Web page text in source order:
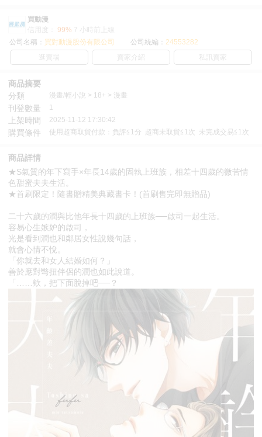
買動漫
信用度：
99%
7 小時前上線
公司名稱： 買對動漫股份有限公司 公司統編： 24553282
逛賣場
賣家介紹 私訊賣家
商品摘要
分類
漫畫/輕小說 > 18+ > 漫畫
刊登數量 1
上架時間 2025-11-12 17:30:42
購買條件 使用超商取貨付款：負評≦1分 超商未取貨≦1次 未完成交易≦1次
商品詳情
★S氣質的年下寫手×年長14歲的固執上班族，相差十四歲的微苦情
色甜蜜夫夫生活。
★首刷限定！隨書贈精美典藏書卡！(首刷售完即無贈品)
二十六歲的潤與比他年長十四歲的上班族──啟司一起生活。
容易心生嫉妒的啟司，
光是看到潤也和鄰居女性說幾句話，
就會心情不悅。
「你就去和女人結婚如何？」
善於應對彆扭伴侶的潤也如此說道。
「……欸，把下面脫掉吧──？